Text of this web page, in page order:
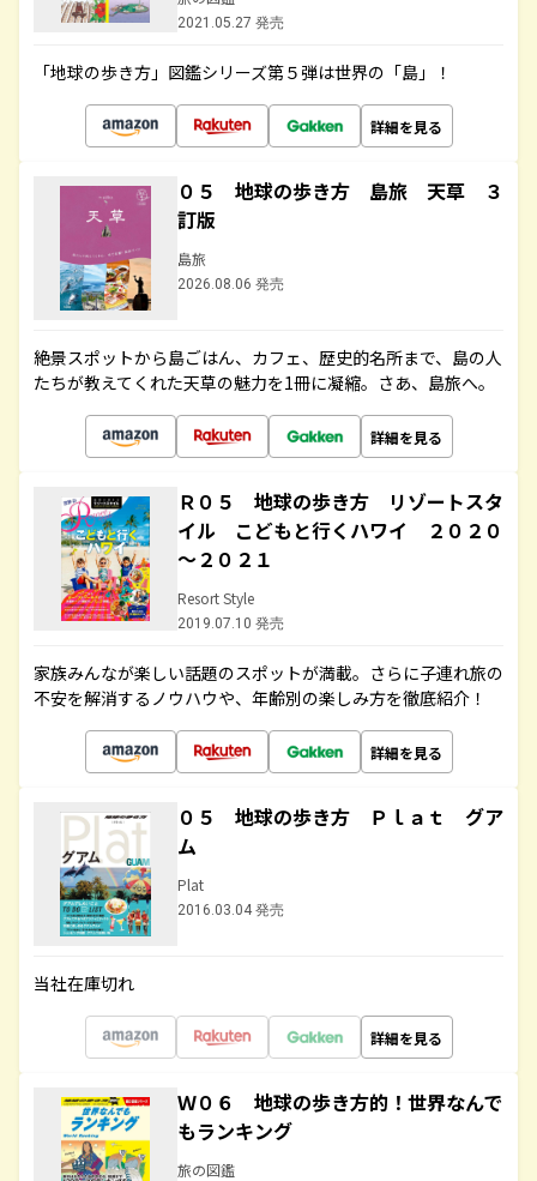
2021.05.27 発売
「地球の歩き方」図鑑シリーズ第５弾は世界の「島」！
詳細を見る
０５ 地球の歩き方 島旅 天草 ３
訂版
島旅
2026.08.06 発売
絶景スポットから島ごはん、カフェ、歴史的名所まで、島の人
たちが教えてくれた天草の魅力を1冊に凝縮。さあ、島旅へ。
詳細を見る
Ｒ０５ 地球の歩き方 リゾートスタ
イル こどもと行くハワイ ２０２０
～２０２１
Resort Style
2019.07.10 発売
家族みんなが楽しい話題のスポットが満載。さらに子連れ旅の
不安を解消するノウハウや、年齢別の楽しみ方を徹底紹介！
詳細を見る
０５ 地球の歩き方 Ｐｌａｔ グア
ム
Plat
2016.03.04 発売
当社在庫切れ
詳細を見る
Ｗ０６ 地球の歩き方的！世界なんで
もランキング
旅の図鑑